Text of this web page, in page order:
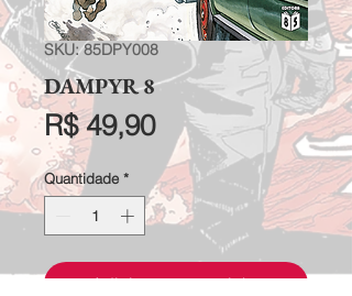
SKU: 85DPY008
DAMPYR 8
R$ 49,90Preço
Quantidade *
Adicionar ao carrinho